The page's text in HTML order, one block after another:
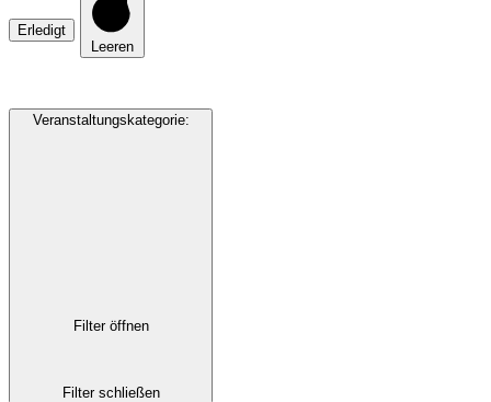
Erledigt
Leeren
Veranstaltungskategorie:
Filter öffnen
Filter schließen